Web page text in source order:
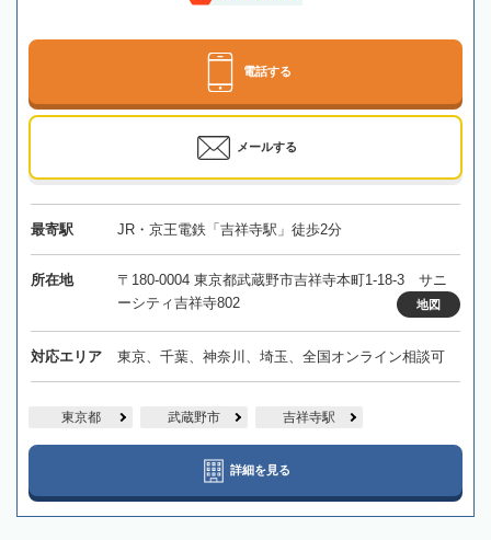
電話する
メールする
最寄駅 JR・京王電鉄「吉祥寺駅」徒歩2分
所在地
〒180-0004 東京都武蔵野市吉祥寺本町1-18-3 サニ
ーシティ吉祥寺802
地図
対応エリア 東京、千葉、神奈川、埼玉、全国オンライン相談可
東京都 武蔵野市 吉祥寺駅
詳細を見る